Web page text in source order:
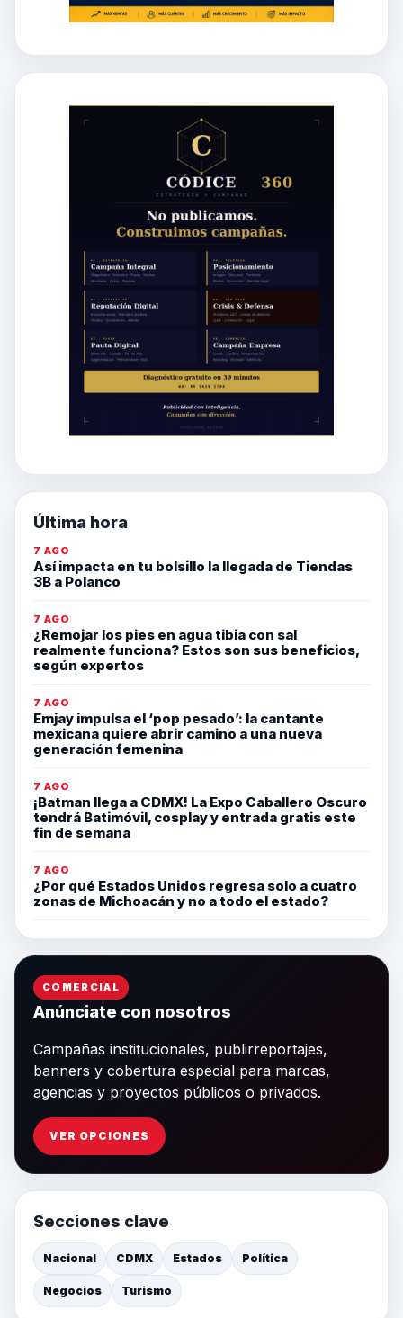
Última hora
7 AGO
Así impacta en tu bolsillo la llegada de Tiendas
3B a Polanco
7 AGO
¿Remojar los pies en agua tibia con sal
realmente funciona? Estos son sus beneficios,
según expertos
7 AGO
Emjay impulsa el ‘pop pesado’: la cantante
mexicana quiere abrir camino a una nueva
generación femenina
7 AGO
¡Batman llega a CDMX! La Expo Caballero Oscuro
tendrá Batimóvil, cosplay y entrada gratis este
fin de semana
7 AGO
¿Por qué Estados Unidos regresa solo a cuatro
zonas de Michoacán y no a todo el estado?
COMERCIAL
Anúnciate con nosotros
Campañas institucionales, publirreportajes,
banners y cobertura especial para marcas,
agencias y proyectos públicos o privados.
VER OPCIONES
Secciones clave
Nacional CDMX Estados Política
Negocios Turismo